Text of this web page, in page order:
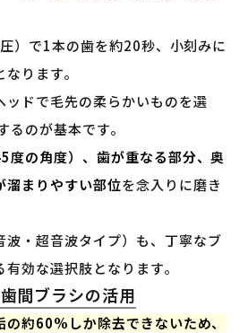
）で1本の歯を約20秒、小刻みに
ります。
ッドで毛先の柔らかいものを選
のが基本です。
度の角度）、歯が重なる部分、奥
溜まりやすい部位を念入りに磨き
波・超音波タイプ）も、丁寧なブ
効な選択肢となります。
間ブラシの活用
の約60%しか除去できないため、